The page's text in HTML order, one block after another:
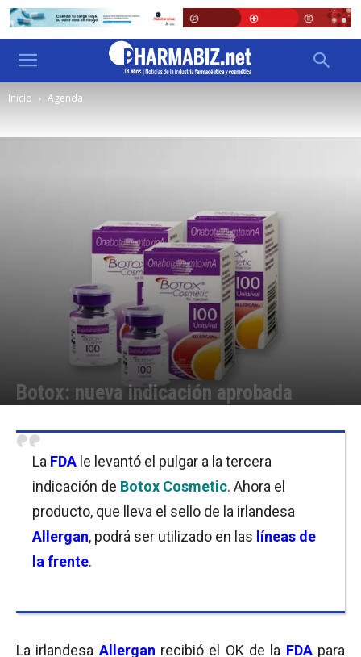
Inicio Agenda
Botox: nueva indicación aprobada
La FDA le levantó el pulgar a la tercera
indicación de Botox Cosmetic. Ahora el
producto, que lleva el sello de la irlandesa
Allergan, podrá ser utilizado en las líneas de
la frente.
La irlandesa Allergan recibió el OK de la FDA para